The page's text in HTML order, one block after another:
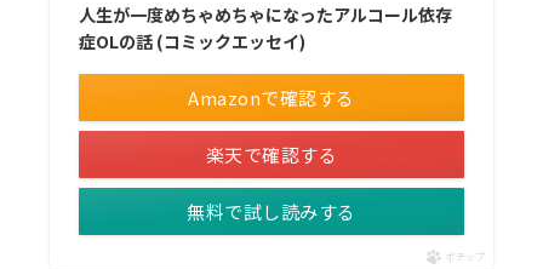
人生が一度めちゃめちゃになったアルコール依存
症OLの話 (コミックエッセイ)
Amazonで確認する
楽天で確認する
無料で試し読みする
ポチップ